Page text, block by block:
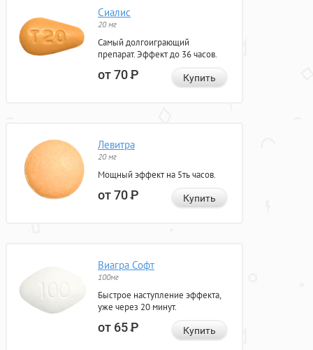
Сиалис
20 мг
Самый долгоиграющий
препарат. Эффект до 36 часов.
от 70Р Купить
Левитра
20 мг
Мощный эффект на 5ть часов.
от 70Р Купить
Виагра Софт
100мг
Быстрое наступление эффекта,
уже через 20 минут.
от 65Р Купить